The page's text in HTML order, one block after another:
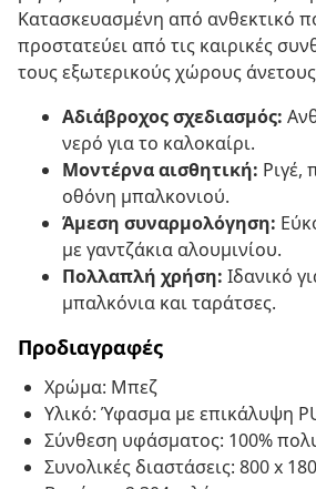
Κατασκευασμένη από ανθεκτικό
προστατεύει από τις καιρικές
τους εξωτερικούς χώρους
Αδιάβροχος σχεδιασμός:
νερό για το καλοκαίρι.
Μοντέρνα αισθητική: Ριγέ,
οθόνη μπαλκονιού.
Άμεση συναρμολόγηση:
με γαντζάκια αλουμινίου.
Πολλαπλή χρήση: Ιδανικό
μπαλκόνια και ταράτσες.
Προδιαγραφές
Χρώμα: Μπεζ
Υλικό: Ύφασμα με επικάλυψη
Σύνθεση υφάσματος: 100%
Συνολικές διαστάσεις: 800 x